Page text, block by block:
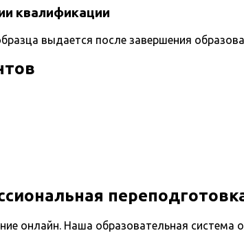
квалификации
выдается после завершения
онлайн. Наша образовательная